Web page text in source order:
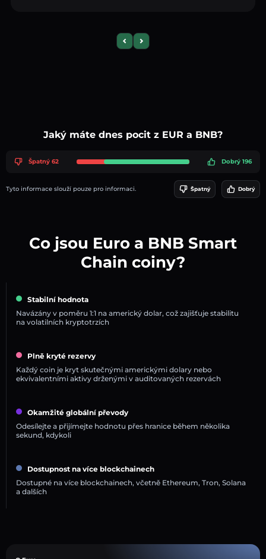
Previous slide
Next slide
Jaký máte dnes pocit z EUR a BNB?
Špatný 62 Dobrý 196
Tyto informace slouží pouze pro informaci. Špatný Dobrý
Co jsou Euro a BNB Smart
Chain coiny?
Stabilní hodnota
Navázány v poměru 1:1 na americký dolar, což zajišťuje stabilitu
na volatilních kryptotrzích
Plně kryté rezervy
Každý coin je kryt skutečnými americkými dolary nebo
ekvivalentními aktivy drženými v auditovaných rezervách
Okamžité globální převody
Odesílejte a přijímejte hodnotu přes hranice během několika
sekund, kdykoli
Dostupnost na více blockchainech
Dostupné na více blockchainech, včetně Ethereum, Tron, Solana
a dalších